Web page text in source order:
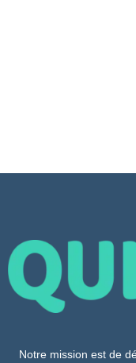
Notre mission est de